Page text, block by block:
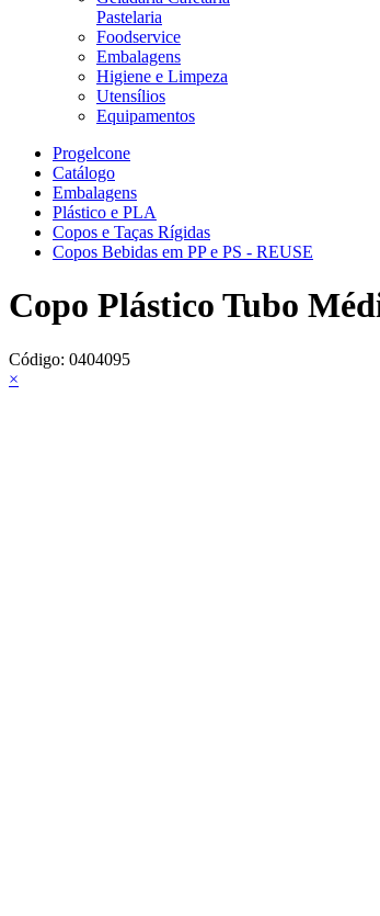
Pastelaria
Foodservice
Embalagens
Higiene e Limpeza
Utensílios
Equipamentos
Progelcone
Catálogo
Embalagens
Plástico e PLA
Copos e Taças Rígidas
Copos Bebidas em PP e PS - REUSE
Copo Plástico Tubo
Código: 0404095
×